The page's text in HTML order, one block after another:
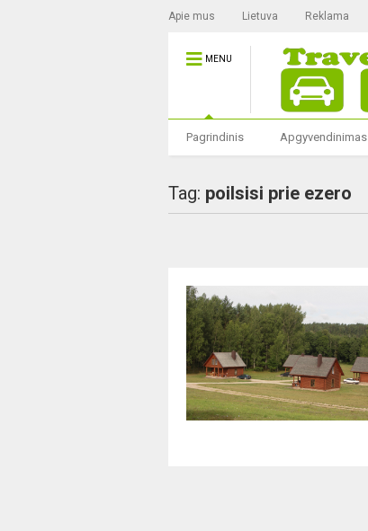
Apie mus Lietuva Reklama
MENU
Pagrindinis Apgyvendinimas
Tag: poilsisi prie ezero